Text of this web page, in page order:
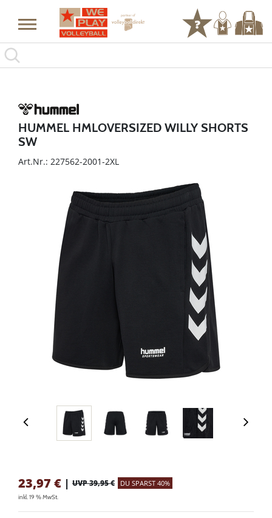
HUMMEL HMLOVERSIZED WILLY SHORTS
SW
Art.Nr.: 227562-2001-2XL
23,97 € | UVP 39,95 € DU SPARST 40%
inkl. 19 % MwSt.